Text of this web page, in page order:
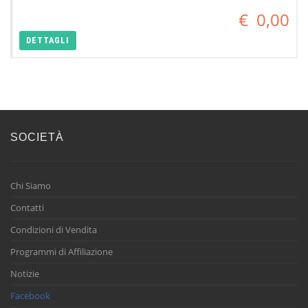
€ 0,00
DETTAGLI
SOCIETÀ
Chi Siamo
Contatti
Condizioni di Vendita
Programmi di Affiliazione
Notizie
Facebook